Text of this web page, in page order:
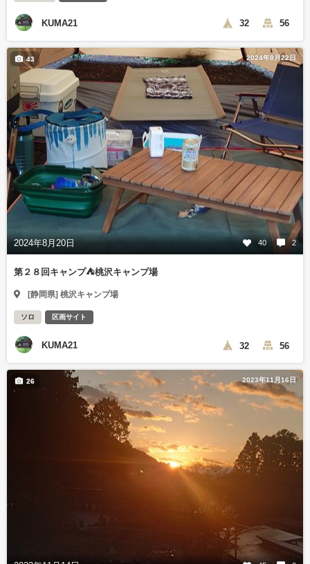
KUMA21 32 56
2024年8月22日
2024年8月20日 40 2
43
第２８回キャンプ⛺️桃沢キャンプ場
[静岡県] 桃沢キャンプ場
ソロ 区画サイト
KUMA21 32 56
2023年11月16日
26